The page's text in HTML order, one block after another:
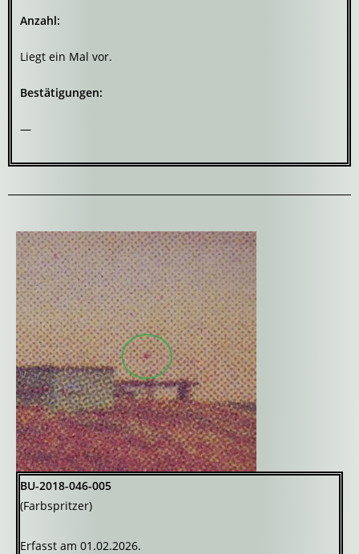
Anzahl:
Liegt ein Mal vor.
Bestätigungen:
—
BU-2018-046-005
(Farbspritzer)
Erfasst am 01.02.2026.